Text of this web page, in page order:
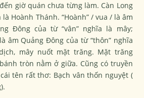
giờ quán chưa từng làm. Càn Long
Hoành Thánh. “Hoành” / vua / là âm
Đông của từ “vân” nghĩa là mây;
âm Quảng Đông của từ “thôn” nghĩa
mây nuốt mặt trăng. Mặt trăng
tròn nằm ở giữa. Cũng có truyền
tên rất thơ: Bạch vân thốn nguyệt (